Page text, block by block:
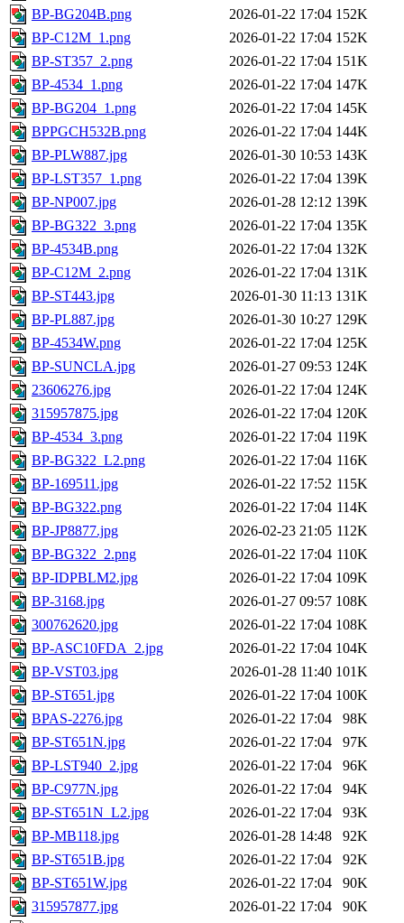
BP-BG204B.png
2026-01-22 17:04 152K
BP-C12M_1.png
2026-01-22 17:04 152K
BP-ST357_2.png
2026-01-22 17:04 151K
BP-4534_1.png
2026-01-22 17:04 147K
BP-BG204_1.png
2026-01-22 17:04 145K
BPPGCH532B.png
2026-01-22 17:04 144K
BP-PLW887.jpg
2026-01-30 10:53 143K
BP-LST357_1.png
2026-01-22 17:04 139K
BP-NP007.jpg
2026-01-28 12:12 139K
BP-BG322_3.png
2026-01-22 17:04 135K
BP-4534B.png
2026-01-22 17:04 132K
BP-C12M_2.png
2026-01-22 17:04 131K
BP-ST443.jpg
2026-01-30 11:13 131K
BP-PL887.jpg
2026-01-30 10:27 129K
BP-4534W.png
2026-01-22 17:04 125K
BP-SUNCLA.jpg
2026-01-27 09:53 124K
23606276.jpg
2026-01-22 17:04 124K
315957875.jpg
2026-01-22 17:04 120K
BP-4534_3.png
2026-01-22 17:04 119K
BP-BG322_L2.png
2026-01-22 17:04 116K
BP-169511.jpg
2026-01-22 17:52 115K
BP-BG322.png
2026-01-22 17:04 114K
BP-JP8877.jpg
2026-02-23 21:05 112K
BP-BG322_2.png
2026-01-22 17:04 110K
BP-IDPBLM2.jpg
2026-01-22 17:04 109K
BP-3168.jpg
2026-01-27 09:57 108K
300762620.jpg
2026-01-22 17:04 108K
BP-ASC10FDA_2.jpg
2026-01-22 17:04 104K
BP-VST03.jpg
2026-01-28 11:40 101K
BP-ST651.jpg
2026-01-22 17:04 100K
BPAS-2276.jpg
2026-01-22 17:04
98K
BP-ST651N.jpg
2026-01-22 17:04
97K
BP-LST940_2.jpg
2026-01-22 17:04
96K
BP-C977N.jpg
2026-01-22 17:04
94K
BP-ST651N_L2.jpg
2026-01-22 17:04
93K
BP-MB118.jpg
2026-01-28 14:48
92K
BP-ST651B.jpg
2026-01-22 17:04
92K
BP-ST651W.jpg
2026-01-22 17:04
90K
315957877.jpg
2026-01-22 17:04
90K